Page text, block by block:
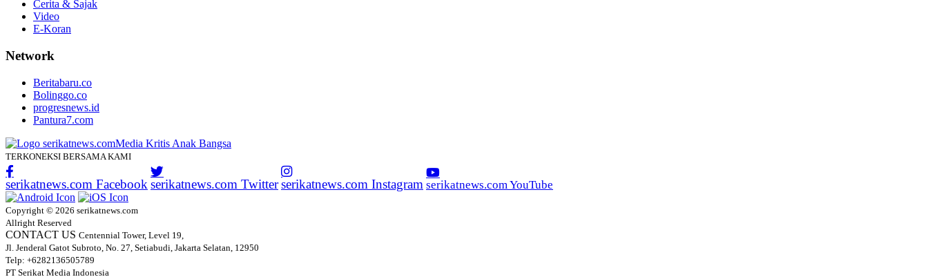
Cerita & Sajak
Video
E-Koran
Network
Beritabaru.co
Bolinggo.co
progresnews.id
Pantura7.com
TERKONEKSI BERSAMA KAMI
serikatnews.com Facebook serikatnews.com Twitter serikatnews.com Instagram serikatnews.com YouTube
Copyright © 2026 serikatnews.com
Allright Reserved
CONTACT US Centennial Tower, Level 19,
Jl. Jenderal Gatot Subroto, No. 27, Setiabudi, Jakarta Selatan, 12950
Telp: +6282136505789
PT Serikat Media Indonesia